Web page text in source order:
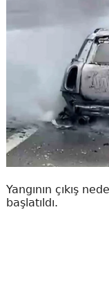
Yangının çıkış
başlatıldı.